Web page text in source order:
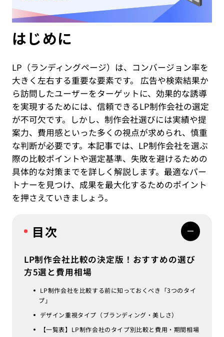
Privacy policy
はじめに
LP（ランディングページ）は、コンバージョン率を
大きく左右する重要な要素です。 広告や検索結果か
ら訪問したユーザーをターゲットに、効果的な誘導
を実現するためには、信頼できるLP制作会社の選定
が不可欠です。しかし、制作会社選びには実績や提
案力、費用感といった多くの視点が求められ、慎重
な判断が必要です。本記事では、LP制作会社を選ぶ
際の比較ポイントや選定基準、失敗を避けるための
具体的な対策までを詳しく解説します。最適なパー
トナーを見つけ、成果を最大化するためのポイント
を押さえていきましょう。
目次
LP制作会社比較の決定版！おすすめの選び
方5選と費用相場
LP制作会社を比較する前に知っておくべき「3つのタイ
プ」
デザイン重視タイプ（ブランディング・美しさ）
【一覧表】LP制作会社のタイプ別比較と費用・期間相場